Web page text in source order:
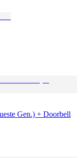
Gen.) + Doorbell